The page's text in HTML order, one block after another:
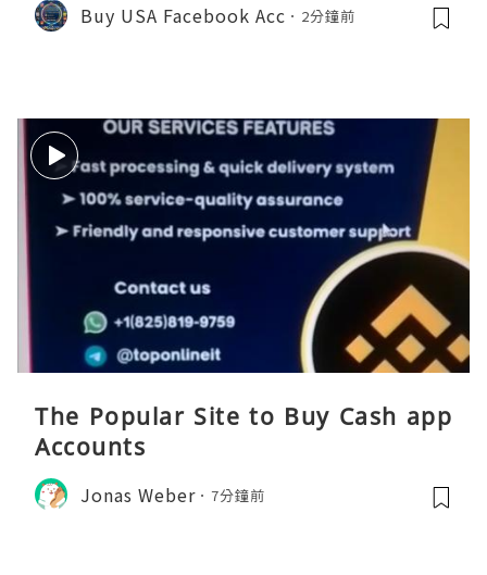
Buy USA Facebook Acc 2分鐘前
The Popular Site to Buy Cash app
Accounts
Jonas Weber 7分鐘前